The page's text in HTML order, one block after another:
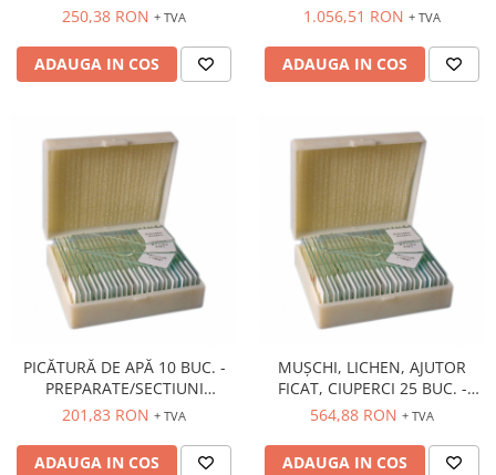
Accesorii
Table magnetice din sticla
250,38 RON + TVA
ADAUGA IN COS
MICROSCOPICE
1.056,51 RON + TVA
ADAUGA IN COS
PICĂTURĂ DE APĂ 10 BUC. -
PREPARATE/SECTIUNI
MICROSCOPICE
201,83 RON + TVA
ADAUGA IN COS
MUȘCHI, LICHEN, AJUTOR
FICAT, CIUPERCI 25 BUC. -
PREPARATE
564,88 RON + TVA
ADAUGA IN COS